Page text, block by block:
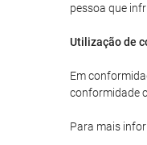
pessoa que
Utilização de
Em
conformidade
Para mais